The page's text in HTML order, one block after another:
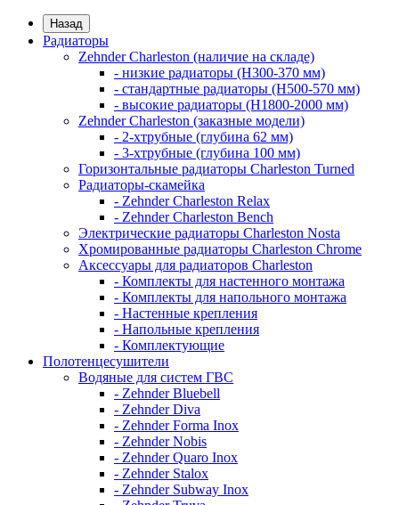
Назад
Радиаторы
Zehnder Charleston (наличие на складе)
- низкие радиаторы (H300-370 мм)
- стандартные радиаторы (H500-570 мм)
- высокие радиаторы (H1800-2000 мм)
Zehnder Charleston (заказные модели)
- 2-хтрубные (глубина 62 мм)
- 3-хтрубные (глубина 100 мм)
Горизонтальные радиаторы Charleston Turned
Радиаторы-скамейка
- Zehnder Charleston Relax
- Zehnder Charleston Bench
Электрические радиаторы Charleston Nosta
Хромированные радиаторы Charleston Chrome
Аксессуары для радиаторов Charleston
- Комплекты для настенного монтажа
- Комплекты для напольного монтажа
- Настенные крепления
- Напольные крепления
- Комплектующие
Полотенцесушители
Водяные для систем ГВС
- Zehnder Bluebell
- Zehnder Diva
- Zehnder Forma Inox
- Zehnder Nobis
- Zehnder Quaro Inox
- Zehnder Stalox
- Zehnder Subway Inox